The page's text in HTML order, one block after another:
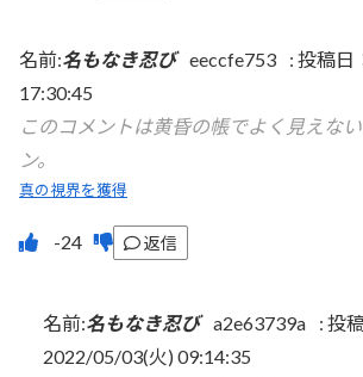
名前:名もなき忍び eeccfe753 : 投稿日
17:30:45
このコメントは黄昏の帳でよく見えな
ン。
真の視界を獲得
返信
名前:名もなき忍び a2e63739a : 投
2022/05/03(火) 09:14:35